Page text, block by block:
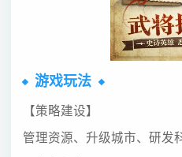
游戏玩法
【策略建设】
管理资源、升级城市、研发